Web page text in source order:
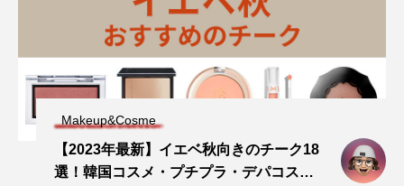
Makeup&Cosme
【2023年最新】イエベ秋向きのチーク18
選！韓国コスメ・プチプラ・デパコス…